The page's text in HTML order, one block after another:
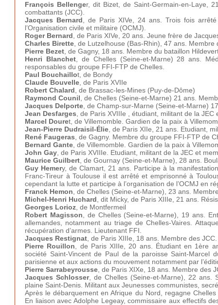
François Bellenger, dit Bizet, de Saint-Germain-en-Laye,
combattants (JCC).
Jacques Bernard , de Paris XIVe, 24 ans. Trois fois
l’Organisation civile et militaire (OCMJ).
Roger Bernard , de Paris XIVe, 20 ans. Jeune frère de
Charles Birette , de Lutzelhouse (Bas-Rhin), 47 ans.
Pierre Bezet , de Gagny, 18 ans. Membre du bataillon
Henri Blanchet, de Chelles (Seine-et-Marne) 28 ans.
responsables du groupe FFI-FTP de Chelles.
Paul Bouchaillot, de Bondy
Claude Bouvelle , de Paris XVIIe
Robert Chalard , de Brassac-les-Mines (Puy-de-Dôme)
Raymond Counil , de Chelles (Seine-et-Marne) 21 ans.
Jacques Delporte , de Champ-sur-Marne (Seine-et-Marne)
Jean Desfarges , de Paris XVIIIe , étudiant, militant de la
Marcel Douret, de Villemomble. Gardien de la paix à
Jean-Pierre Dudraisil-Élie , de Paris XIIe, 21 ans. Etudiant,
René Faugeras , de Gagny. Membre du groupe FFI-FTP de
Bernard Gante , de Villemomble. Gardien de la paix à
John Gay , de Paris XVIIIe. Etudiant, militant de la JEC et
Maurice Guilbert , de Gournay (Seine-et-Marne), 28 ans.
Guy Hemery, de Clamart, 21 ans. Participe à la
Franc-Tireur à Toulouse il est arrêté et emprisonné à
cependant la lutte et participe à l’organisation de l’OCMJ en
Franck Hemon , de Chelles (Seine-et-Marne), 23 ans.
Michel-Henri Huchard , dit Micky, de Paris XIIIe, 21 ans.
Georges Lorioz , de Montfermeil
Robert Magisson , de Chelles (Seine-et-Marne), 19 ans.
allemandes, notamment au triage de Chelles-Vaires.
récupération d’armes. Lieutenant FFI.
Jacques Restignat , de Paris XIIIe, 18 ans. Membre des JCC.
Pierre Rouillon , de Paris XIIIe, 20 ans. Étudiant en 1ère
société Saint-Vincent de Paul de la paroisse Saint-Marcel
parisienne et aux actions du mouvement notamment par
Pierre Sarrabeyrousse , de Paris XIXe, 18 ans. Membre des
Jacques Schlosser, de Chelles (Seine-et-Marne), 22 ans.
plaine Saint-Denis. Militant aux Jeunesses communistes,
Après le débarquement en Afrique du Nord, regagne
En liaison avec Adolphe Legeay, commissaire aux effectifs